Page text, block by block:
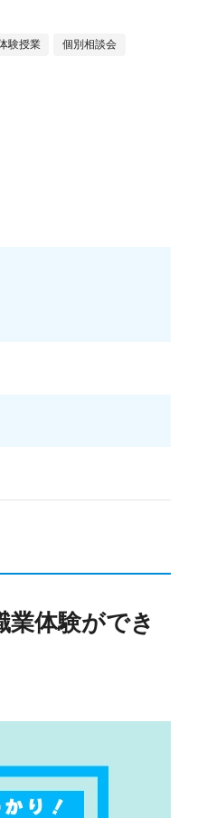
験授業 個別相談会
体験ができ